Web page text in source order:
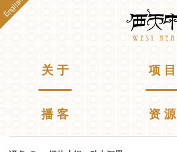
跳
转
到
主
要
内
容
Westheavens
English
主菜单 关 于 项 目
播 客 资 源